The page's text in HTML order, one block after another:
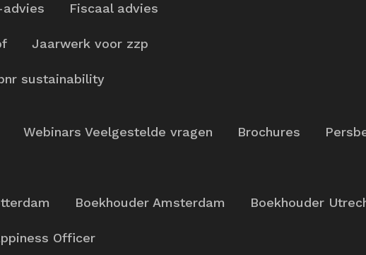
advies
Fiscaal advies
Jaarwerk voor zzp
sustainability
Webinars Veelgestelde vragen Brochures
Boekhouder Amsterdam
Boekhouder
Officer